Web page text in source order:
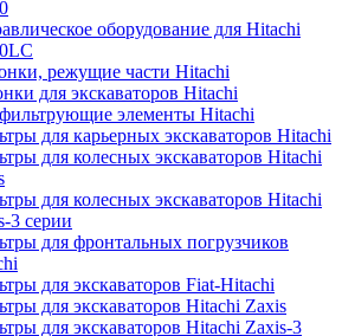
оборудование для Hitachi
режущие части Hitachi
для экскаваторов Hitachi
элементы Hitachi
для карьерных экскаваторов Hitachi
для колесных экскаваторов Hitachi
для колесных экскаваторов Hitachi
3 серии
для фронтальных погрузчиков
для экскаваторов Fiat-Hitachi
для экскаваторов Hitachi Zaxis
для экскаваторов Hitachi Zaxis-3